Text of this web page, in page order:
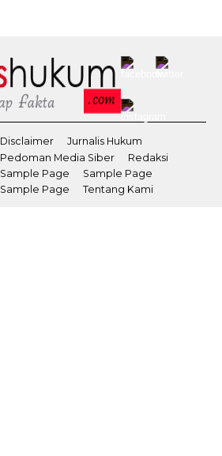
Disclaimer
Jurnalis Hukum
Pedoman Media Siber
Redaksi
Sample Page
Sample Page
Sample Page
Tentang Kami